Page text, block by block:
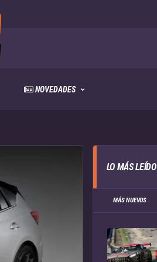
NOVEDADES
LO MÁS LEÍDO
MÁS NUEVOS